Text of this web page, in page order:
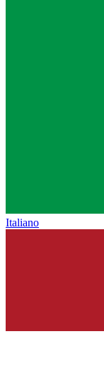
Italiano